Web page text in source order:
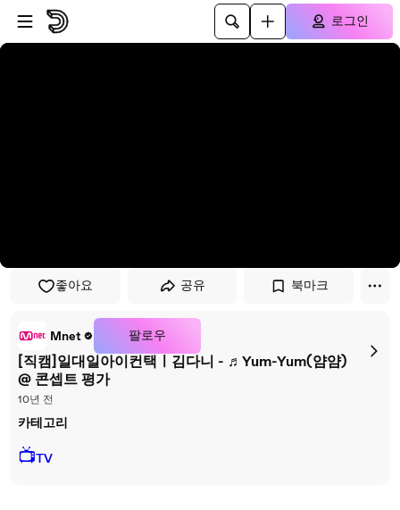
플레이어로 건너뛰기
본문으로 건너뛰기
로그인
좋아요 공유 북마크
Mnet 팔로우
[직캠]일대일아이컨택ㅣ김다니 - ♬Yum-Yum(얌얌)
@ 콘셉트 평가
10년 전
카테고리
📺TV